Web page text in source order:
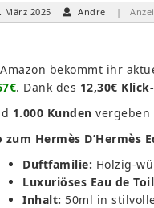
März 2025 Andre |
bekommt ihr
. Dank des 12,30€
1.000 Kunden vergeben
zum Hermès D’Hermès
Duftfamilie: Holzig-
Luxuriöses Eau de
Inhalt: 50ml in